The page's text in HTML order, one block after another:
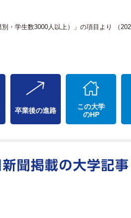
学生数3000人以上）」の項目より （
卒業後の進路
この大学
のHP